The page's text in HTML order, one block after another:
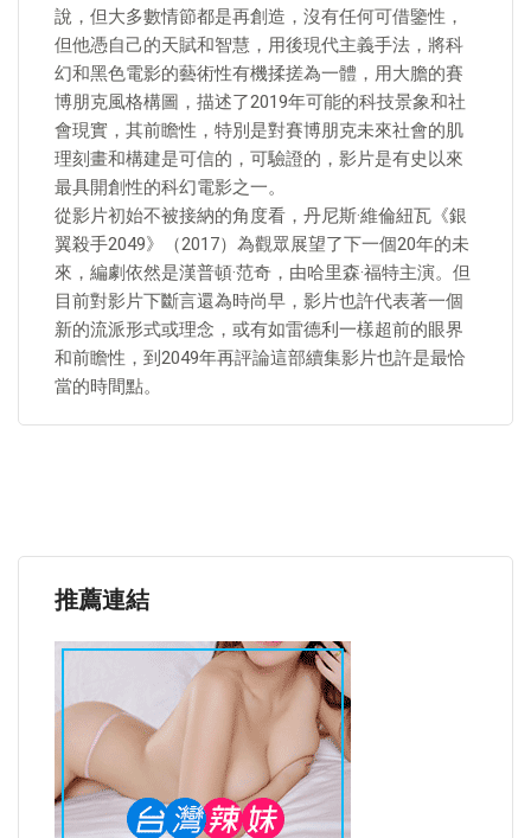
說，但大多數情節都是再創造，沒有任何可借鑒性，
但他憑自己的天賦和智慧，用後現代主義手法，將科
幻和黑色電影的藝術性有機揉搓為一體，用大膽的賽
博朋克風格構圖，描述了2019年可能的科技景象和社
會現實，其前瞻性，特別是對賽博朋克未來社會的肌
理刻畫和構建是可信的，可驗證的，影片是有史以來
最具開創性的科幻電影之一。
從影片初始不被接納的角度看，丹尼斯·維倫紐瓦《銀
翼殺手2049》（2017）為觀眾展望了下一個20年的未
來，編劇依然是漢普頓·范奇，由哈里森·福特主演。但
目前對影片下斷言還為時尚早，影片也許代表著一個
新的流派形式或理念，或有如雷德利一樣超前的眼界
和前瞻性，到2049年再評論這部續集影片也許是最恰
當的時間點。
推薦連結